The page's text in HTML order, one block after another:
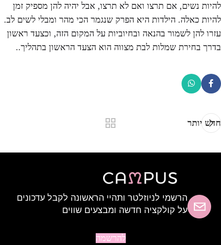
להיות נשים, אם תרצו ואם לא תרצו, אבל יהיה להן מספיק זמן
להיות כאלה. הילדות היא הפרק שנגמר הכי מהר ומבלי לשים לב.
עזרו להן לשמור בהנאה ובחיוביות על המקום הזה, וכצעד ראשון
בדרך בחירת שמלות לבת מצווה הוא הצעד הראשון בתהליך..
חדש יותר
הרשמי לניוזלטר ותהיי הראשונה לקבל עדכונים
על קולקציה חדשה ומבצעים שווים
להרשמה